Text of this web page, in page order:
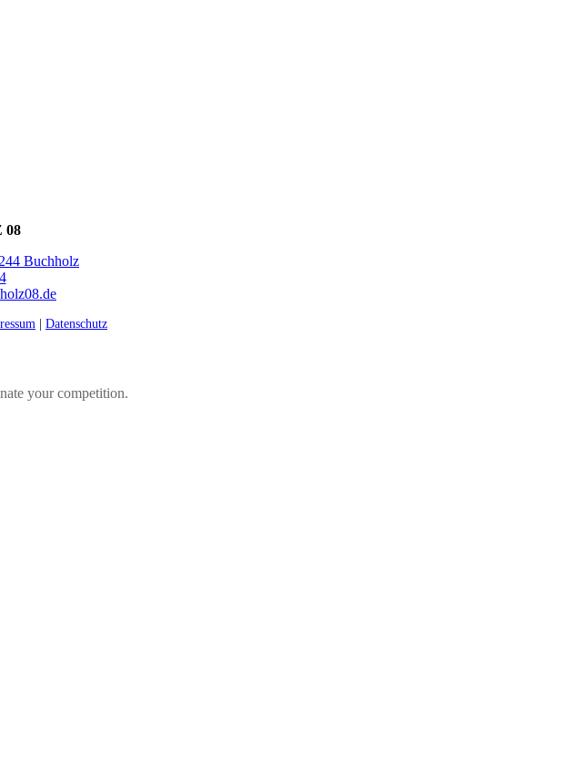
08
Buchholz
| Datenschutz
your competition.